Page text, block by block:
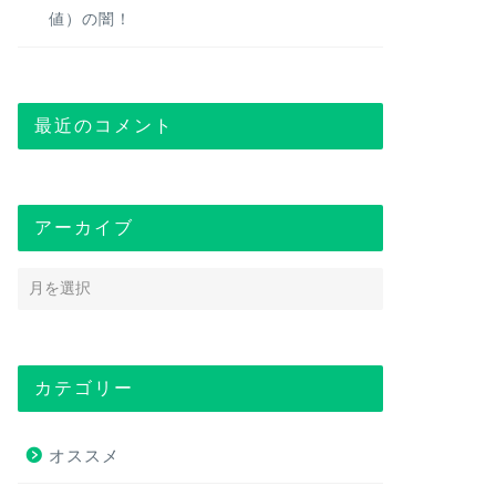
値）の闇！
最近のコメント
アーカイブ
カテゴリー
オススメ